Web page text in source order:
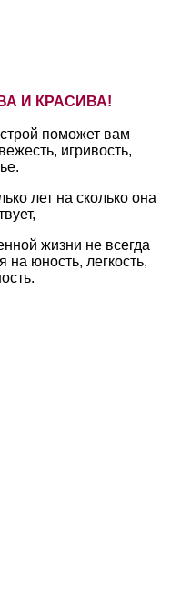
И КРАСИВА!
поможет вам
игривость,
лет на сколько она
жизни не всегда
на юность, легкость,